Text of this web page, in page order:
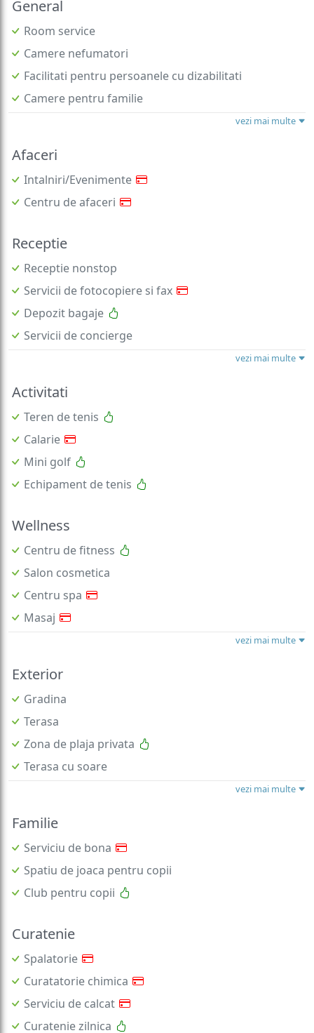
General
Room service
Camere nefumatori
Facilitati pentru persoanele cu dizabilitati
Camere pentru familie
vezi mai multe
Afaceri
Intalniri/Evenimente
Centru de afaceri
Receptie
Receptie nonstop
Servicii de fotocopiere si fax
Depozit bagaje
Servicii de concierge
vezi mai multe
Activitati
Teren de tenis
Calarie
Mini golf
Echipament de tenis
Wellness
Centru de fitness
Salon cosmetica
Centru spa
Masaj
vezi mai multe
Exterior
Gradina
Terasa
Zona de plaja privata
Terasa cu soare
vezi mai multe
Familie
Serviciu de bona
Spatiu de joaca pentru copii
Club pentru copii
Curatenie
Spalatorie
Curatatorie chimica
Serviciu de calcat
Curatenie zilnica